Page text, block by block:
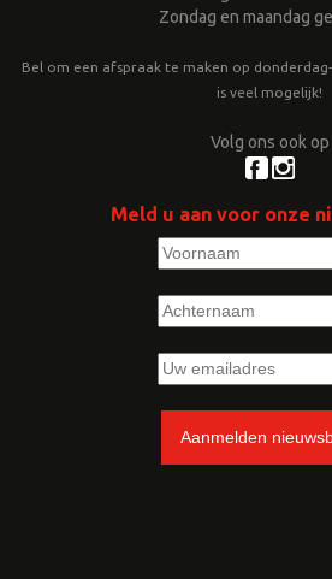
Zondag en maandag
Bel om een afspraak te maken op
is veel mogelijk!
Volg ons ook op
Meld u aan voor onze